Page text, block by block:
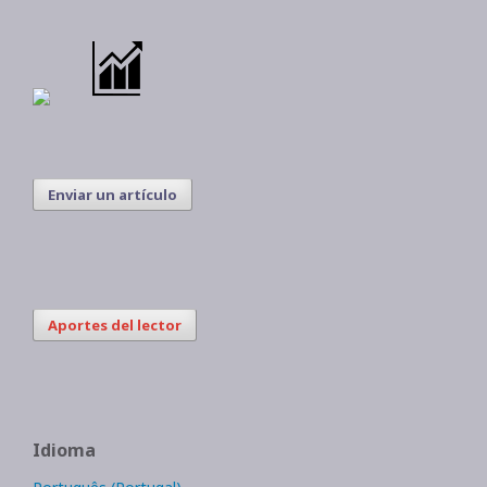
Enviar un artículo
Aportes del lector
Idioma